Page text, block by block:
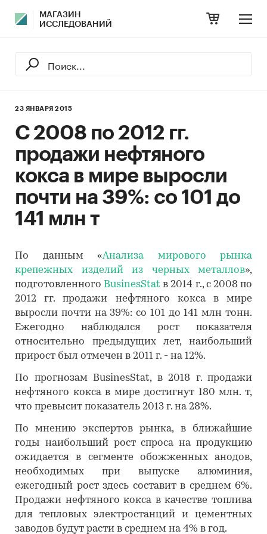
МАГАЗИН
ИССЛЕДОВАНИЙ
23 ЯНВАРЯ 2015
С 2008 по 2012 гг.
продажи нефтяного
кокса в мире выросли
почти на 39%: со 101 до
141 млн т
По данным «Анализа мирового рынка
крепежных изделий из черных металлов»,
подготовленного BusinesStatв 2014 г., с 2008 по
2012 гг. продажи нефтяного кокса в мире
выросли почти на 39%: со 101 до 141 млн тонн.
Ежегодно наблюдался рост показателя
относительно предыдущих лет, наибольший
прирост был отмечен в 2011 г. - на 12%.
По прогнозам BusinesStat, в 2018 г. продажи
нефтяного кокса в мире достигнут 180 млн. т,
что превысит показатель 2013 г. на 28%.
По мнению экспертов рынка, в ближайшие
годы наибольший рост спроса на продукцию
ожидается в сегменте обожженных анодов,
необходимых при выпуске алюминия,
ежегодный рост здесь составит в среднем 6%.
Продажи нефтяного кокса в качестве топлива
для тепловых электростанций и цементных
заводов будут расти в среднем на 4% в год.